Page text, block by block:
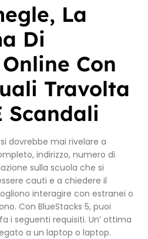
La
Di
Con
Travolta
Scandali
dovrebbe mai rivelare a
indirizzo, numero di
sulla scuola che si
cauti e a chiedere il
interagire con estranei o
Con BlueStacks 5, puoi
i seguenti requisiti. Un’ ottima
a un laptop o laptop.